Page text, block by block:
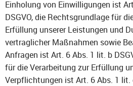
Einholung von Einwilligungen ist
DSGVO, die Rechtsgrundlage für
Erfüllung unserer Leistungen und
vertraglicher Maßnahmen sowie
Anfragen ist Art. 6 Abs. 1 lit. b
für die Verarbeitung zur Erfüllung
Verpflichtungen ist Art. 6 Abs. 1 lit.